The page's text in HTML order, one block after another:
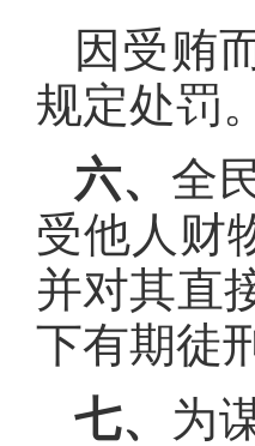
因受贿
规定处罚。
六、 全
受他人财
并对其直
下有期徒
七、 为